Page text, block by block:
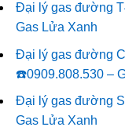
Đại lý gas đường
Gas Lửa Xanh
Đại lý gas đường
☎️0909.808.530 –
Đại lý gas đường
Gas Lửa Xanh